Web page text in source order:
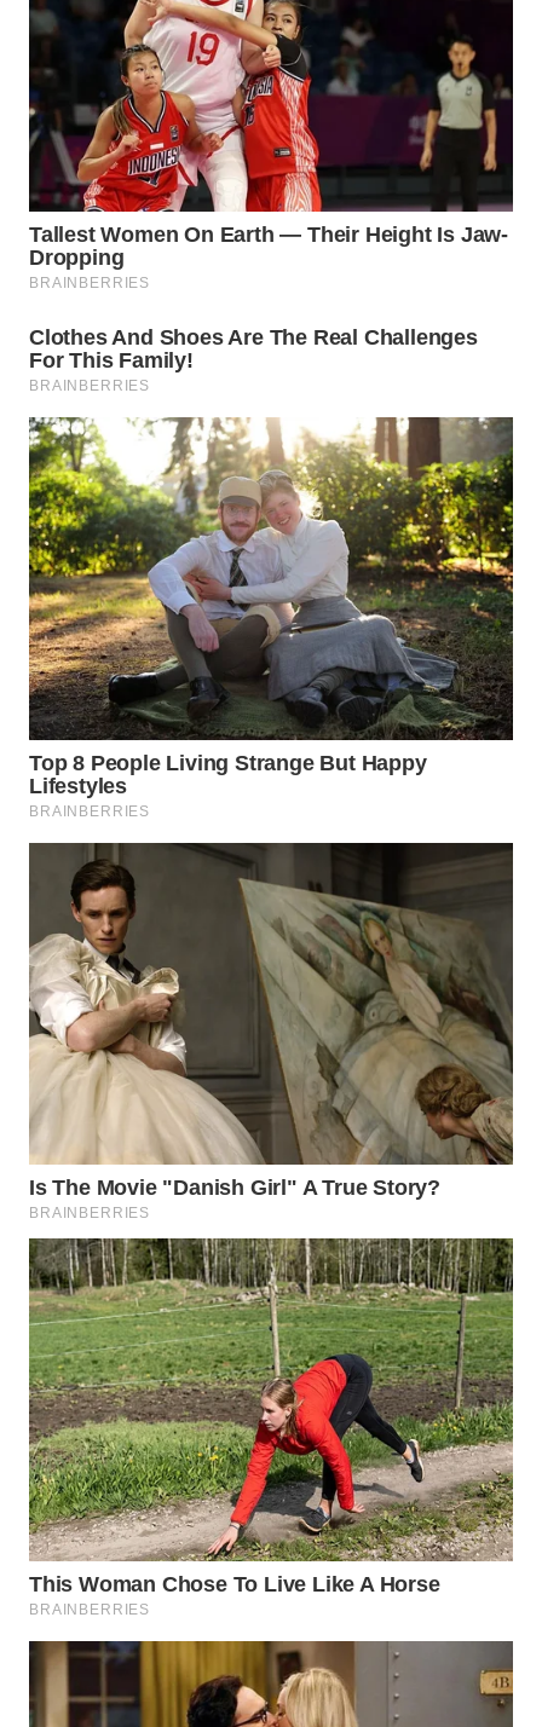
WN
INDRAMAYU
WN
KUNINGAN
WN
MAJALENGKA
WN
WN
WN
PURWAKARTA
WN
PRIANGAN
TIMUR
WN
SEMARANG
WN
SOLO
BOROBUDUR
WN
MADURA
WN
SURABAYA
WN
BINTAN
WN
MANDALIKA
WN
LIKUPANG
WN
LABUANBAJO
WN
BORNEO
Wahana
Group